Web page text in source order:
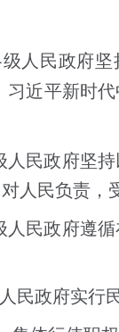
人民政府坚
近平新时
民政府坚
人民负责，
民政府遵
民政府实行